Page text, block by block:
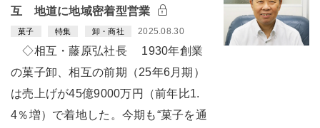
互 地道に地域密着型営業
菓子 特集 卸・商社 2025.08.30
◇相互・藤原弘社長 1930年創業
の菓子卸、相互の前期（25年6月期）
は売上げが45億9000万円（前年比1.
4％増）で着地した。今期も“菓子を通